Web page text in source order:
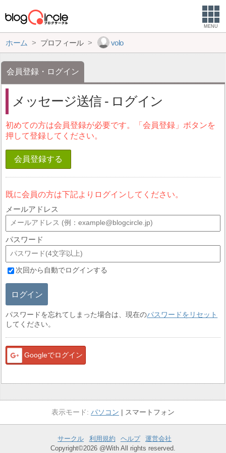
MENU
ホーム プロフィール volo
会員登録・ログイン
メッセージ送信 - ログイン
初めての方は会員登録が必要です。「会員登録」ボタンを
押して登録してください。
会員登録する
既に会員の方は下記よりログインしてください。
メールアドレス
パスワード
次回から自動でログインする
ログイン
パスワードを忘れてしまった場合は、現在のパスワードをリセット
してください。
Googleでログイン
パソコン スマートフォン
サークル 利用規約 ヘルプ
運営会社
Copyright©2026 @With All rights reserved.